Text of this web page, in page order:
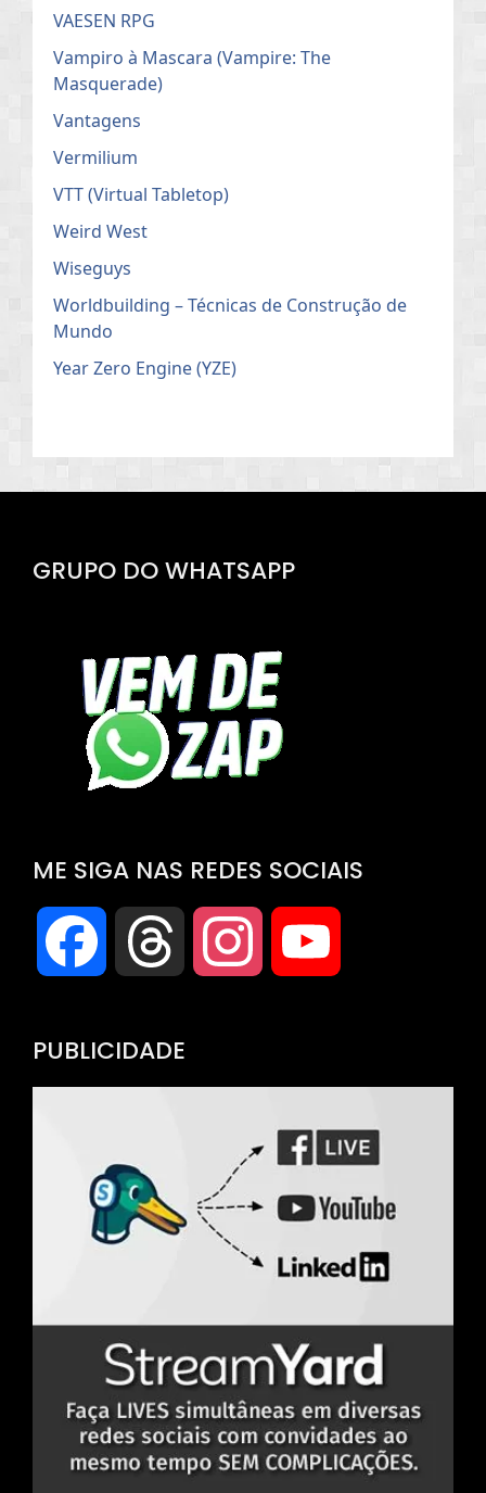
VAESEN RPG
Vampiro à Mascara (Vampire: The
Masquerade)
Vantagens
Vermilium
VTT (Virtual Tabletop)
Weird West
Wiseguys
Worldbuilding – Técnicas de Construção de
Mundo
Year Zero Engine (YZE)
GRUPO DO WHATSAPP
ME SIGA NAS REDES SOCIAIS
Facebook Threads Instagram
PUBLICIDADE